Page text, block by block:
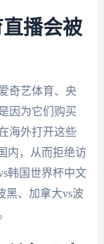
播会被
奇艺体育、央
因为它们购买
海外打开这些
内，从而拒绝访
韩国世界杯中文
黑、加拿大vs波